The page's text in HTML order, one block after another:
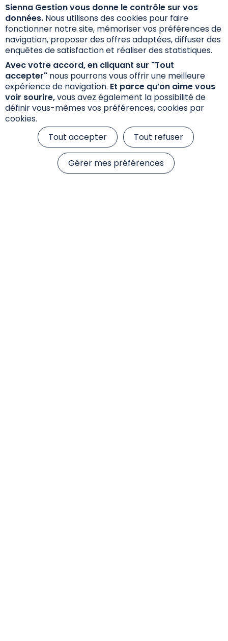
Sienna Gestion vous donne le contrôle sur vos
données. Nous utilisons des cookies pour faire
fonctionner notre site, mémoriser vos préférences de
navigation, proposer des offres adaptées, diffuser des
enquêtes de satisfaction et réaliser des statistiques.
Avec votre accord, en cliquant sur "Tout
accepter" nous pourrons vous offrir une meilleure
expérience de navigation. Et parce qu’on aime vous
voir sourire,vous avez également la possibilité de
définir vous-mêmes vos préférences, cookies par
cookies.
Tout accepter
Tout refuser
Gérer mes préférences
Les investisseurs qui envisagent de souscrire
doivent préalablement lire attentivement le
prospectus mentionnant les caractéristiques, les
risques et les frais. Le prospectus, le DIC PRIIPs et
les fiches fonds sont disponibles ci-dessous.
Documents d'information
Fiche Reporting
Lettre d’information aux porteurs de parts